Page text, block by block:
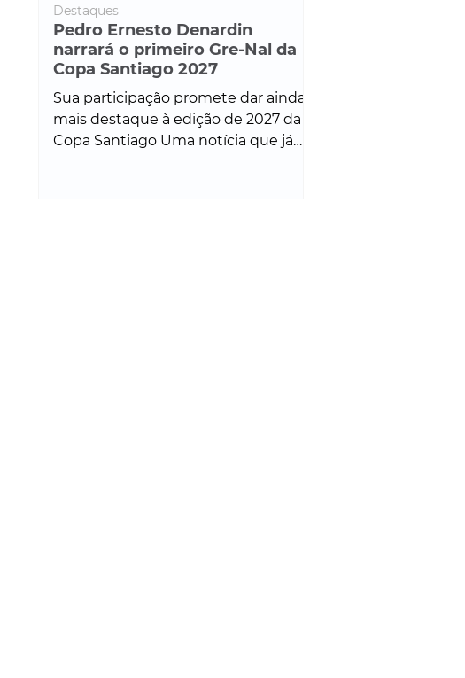
Pedro Ernesto Denardin
narrará o primeiro Gre-Nal da
Copa Santiago 2027
Sua participação promete dar ainda
mais destaque à edição de 2027 da
Copa Santiago Uma notícia que já
Destaques